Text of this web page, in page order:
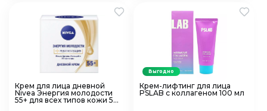
Крем для лица дневной
Nivea Энергия молодости
55+ для всех типов кожи 50
Крем-лифтинг для лица
PSLAB с коллагеном 100 мл
Выгодно